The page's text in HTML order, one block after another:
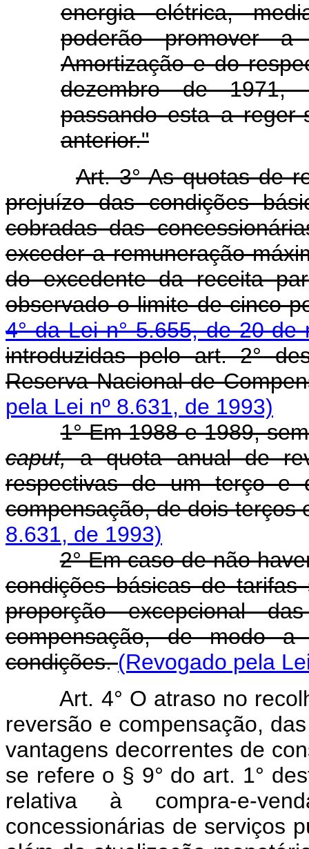
energia elétrica,
poderão promover
Amortização e do
dezembro de 1971,
passando esta a
anterior."
Art. 3° As quotas de
prejuízo das condições
cobradas das
exceder a remuneração
do excedente da receita
observado o limite de cinco
4° da Lei n° 5.655, de 20 de
introduzidas pelo art. 2°
Reserva Nacional de
pela Lei nº 8.631, de 1993)
1° Em 1988 e 1989,
caput,a quota anual de
respectivas de um terço
compensação, de dois terços
8.631, de 1993)
2° Em caso de não
condições básicas de
proporção excepcional
compensação, de modo a
condições.(Revogado pela
Art. 4° O atraso no
reversão e compensação,
vantagens decorrentes de
se refere o § 9° do art. 1°
relativa à compra-e-
concessionárias de serviços